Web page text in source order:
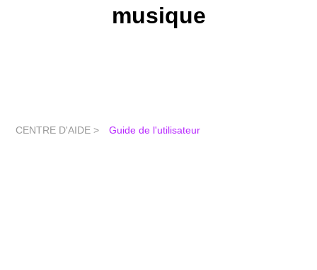
musique
CENTRE D'AIDE > Guide de l'utilisateur